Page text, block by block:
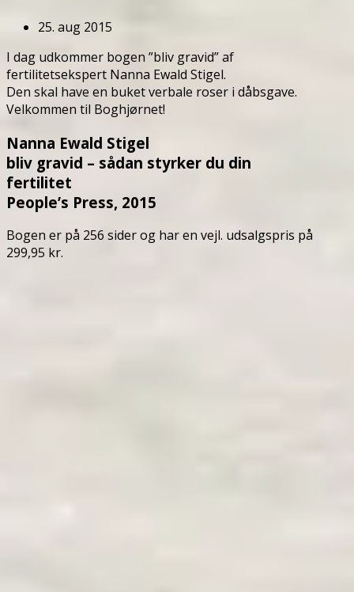
25. aug 2015
I dag udkommer bogen ”bliv gravid” af
fertilitetsekspert Nanna Ewald Stigel.
Den skal have en buket verbale roser i dåbsgave.
Velkommen til Boghjørnet!
Nanna Ewald Stigel
bliv gravid – sådan styrker du din
fertilitet
People’s Press, 2015
Bogen er på 256 sider og har en vejl. udsalgspris på
299,95 kr.